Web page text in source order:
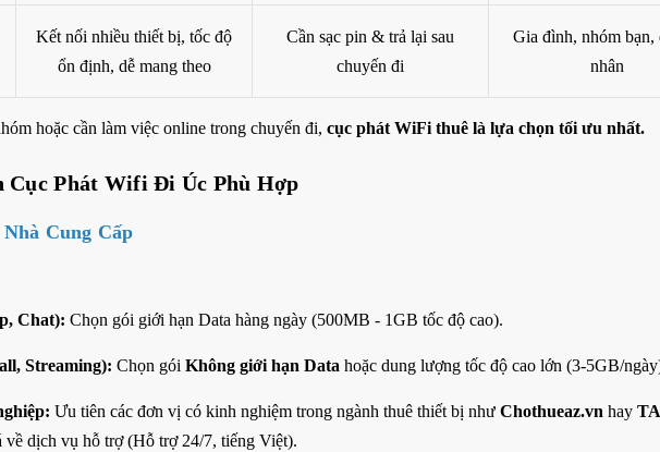
Kết nối nhiều thiết bị, tốc độ
ổn định, dễ mang theo
Cần sạc pin & trả lại sau
chuyến đi
Gia đình, nhóm bạn,
nhân
hoặc cần làm việc online trong chuyến đi, cục phát WiFi thuê là lựa chọn tối ưu nhất.
Phát Wifi Đi Úc Phù Hợp
Cung Cấp
Chat): Chọn gói giới hạn Data hàng ngày (500MB - 1GB tốc độ cao).
Streaming): Chọn gói Không giới hạn Data hoặc dung lượng tốc độ cao lớn (3-5GB/
Ưu tiên các đơn vị có kinh nghiệm trong ngành thuê thiết bị như Chothueaz.vn hay
dịch vụ hỗ trợ (Hỗ trợ 24/7, tiếng Việt).